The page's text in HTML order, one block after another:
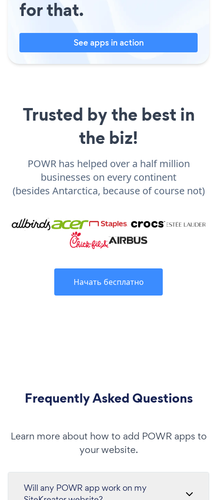
for that.
See apps in action
Trusted by the best in
the biz!
POWR has helped over a half million
businesses on every continent
(besides Antarctica, because of course not)
Начать бесплатно
Frequently Asked Questions
Learn more about how to add POWR apps to
your website.
Will any POWR app work on my